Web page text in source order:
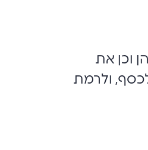
וכן את
ולרמת